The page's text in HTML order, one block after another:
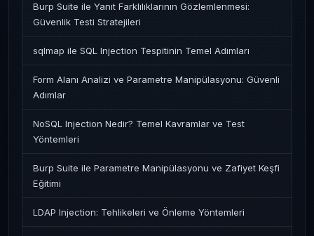
Burp Suite ile Yanıt Farklılıklarının Gözlemlenmesi:
Güvenlik Testi Stratejileri
sqlmap ile SQL Injection Tespitinin Temel Adımları
Form Alanı Analizi ve Parametre Manipülasyonu: Güvenli
Adımlar
NoSQL Injection Nedir? Temel Kavramlar ve Test
Yöntemleri
Burp Suite ile Parametre Manipülasyonu ve Zafiyet Keşfi
Eğitimi
LDAP Injection: Tehlikeleri ve Önleme Yöntemleri